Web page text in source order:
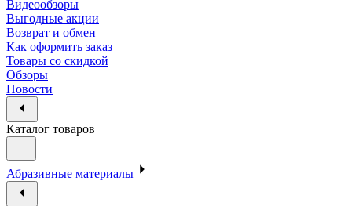
Видеообзоры
Выгодные акции
Возврат и обмен
Как оформить заказ
Товары со скидкой
Обзоры
Новости
Каталог товаров
Абразивные материалы